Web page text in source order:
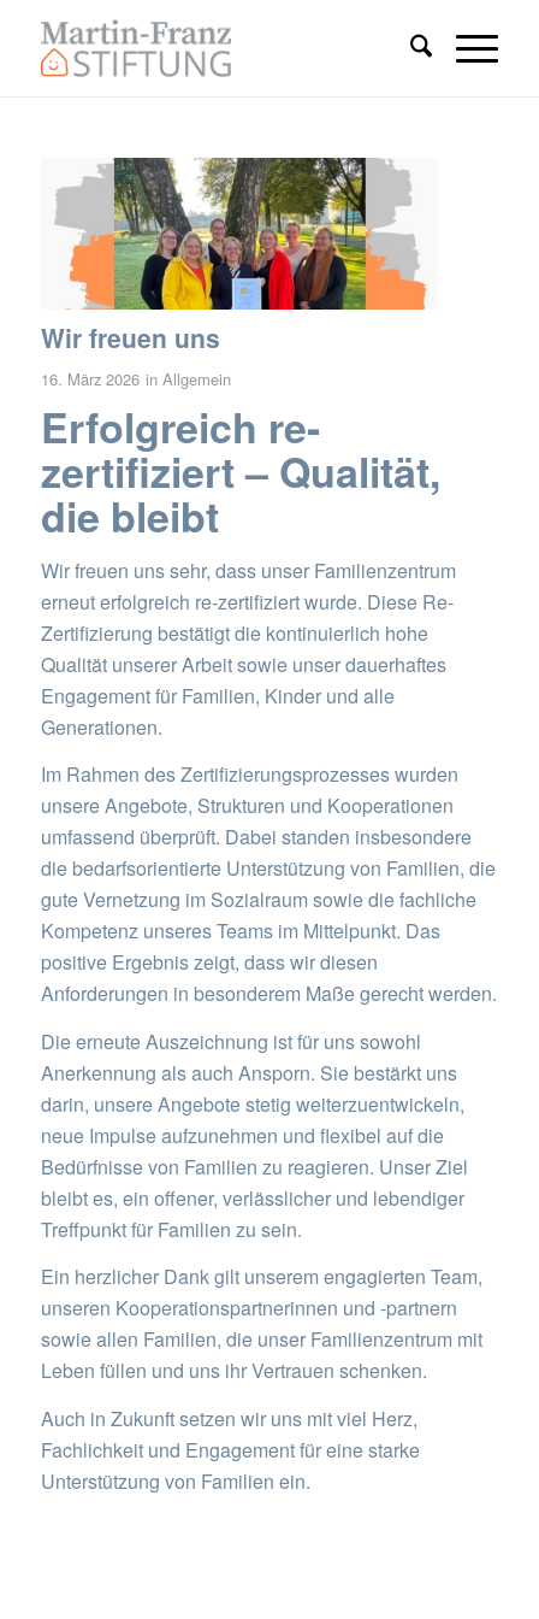
Wir freuen uns
16. März 2026 in Allgemein
Erfolgreich re-
zertifiziert – Qualität,
die bleibt
Wir freuen uns sehr, dass unser Familienzentrum
erneut erfolgreich re-zertifiziert wurde. Diese Re-
Zertifizierung bestätigt die kontinuierlich hohe
Qualität unserer Arbeit sowie unser dauerhaftes
Engagement für Familien, Kinder und alle
Generationen.
Im Rahmen des Zertifizierungsprozesses wurden
unsere Angebote, Strukturen und Kooperationen
umfassend überprüft. Dabei standen insbesondere
die bedarfsorientierte Unterstützung von Familien, die
gute Vernetzung im Sozialraum sowie die fachliche
Kompetenz unseres Teams im Mittelpunkt. Das
positive Ergebnis zeigt, dass wir diesen
Anforderungen in besonderem Maße gerecht werden.
Die erneute Auszeichnung ist für uns sowohl
Anerkennung als auch Ansporn. Sie bestärkt uns
darin, unsere Angebote stetig weiterzuentwickeln,
neue Impulse aufzunehmen und flexibel auf die
Bedürfnisse von Familien zu reagieren. Unser Ziel
bleibt es, ein offener, verlässlicher und lebendiger
Treffpunkt für Familien zu sein.
Ein herzlicher Dank gilt unserem engagierten Team,
unseren Kooperationspartnerinnen und -partnern
sowie allen Familien, die unser Familienzentrum mit
Leben füllen und uns ihr Vertrauen schenken.
Auch in Zukunft setzen wir uns mit viel Herz,
Fachlichkeit und Engagement für eine starke
Unterstützung von Familien ein.